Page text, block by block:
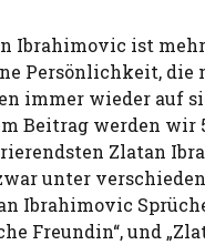
Ibrahimovic ist
Persönlichkeit, die
immer wieder auf
Beitrag werden wir
Zlatan
unter
Ibrahimovic
Freundin“, und